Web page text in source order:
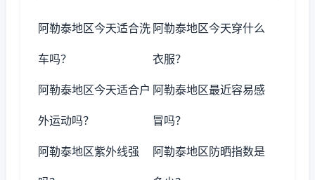
阿勒泰地区今天适合洗
车吗？
阿勒泰地区今天穿什么
衣服？
阿勒泰地区今天适合户
外运动吗？
阿勒泰地区最近容易感
冒吗？
阿勒泰地区紫外线强 阿勒泰地区防晒指数是